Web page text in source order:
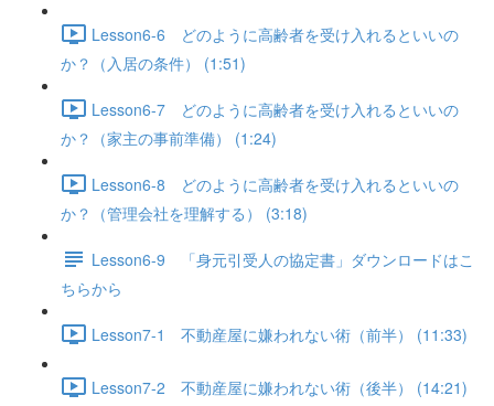
Lesson6-6 どのように高齢者を受け入れるといいの
か？（入居の条件） (1:51)
Lesson6-7 どのように高齢者を受け入れるといいの
か？（家主の事前準備） (1:24)
Lesson6-8 どのように高齢者を受け入れるといいの
か？（管理会社を理解する） (3:18)
Lesson6-9 「身元引受人の協定書」ダウンロードはこ
ちらから
Lesson7-1 不動産屋に嫌われない術（前半） (11:33)
Lesson7-2 不動産屋に嫌われない術（後半） (14:21)